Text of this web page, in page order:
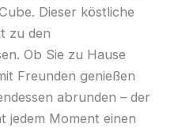
Dieser köstliche
zu den
Ob Sie zu Hause
Freunden genießen
abrunden – der
jedem Moment einen